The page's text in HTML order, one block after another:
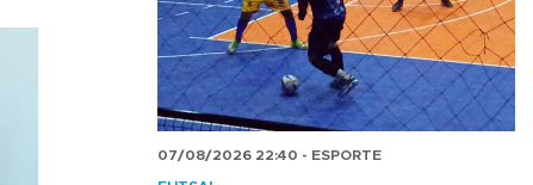
07/08/2026 22:40 - ESPORTE